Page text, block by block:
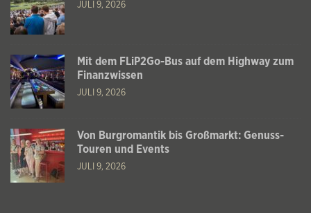
JULI 9, 2026
Mit dem FLiP2Go-Bus auf dem Highway zum
Finanzwissen
JULI 9, 2026
Von Burgromantik bis Großmarkt: Genuss-
Touren und Events
JULI 9, 2026